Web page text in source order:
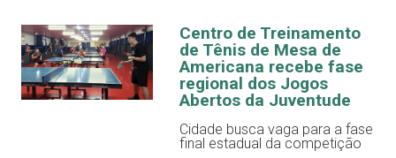
Centro de Treinamento
de Tênis de Mesa de
Americana recebe fase
regional dos Jogos
Abertos da Juventude
Cidade busca vaga para a fase
final estadual da competição